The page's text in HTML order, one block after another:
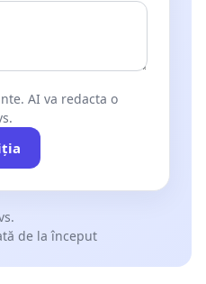
AI va redacta o
de la început